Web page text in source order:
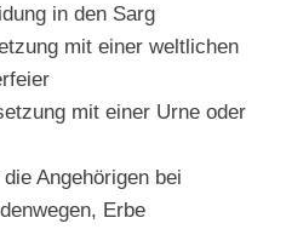
in den Sarg
mit einer weltlichen
mit einer Urne oder
Angehörigen bei
Erbe